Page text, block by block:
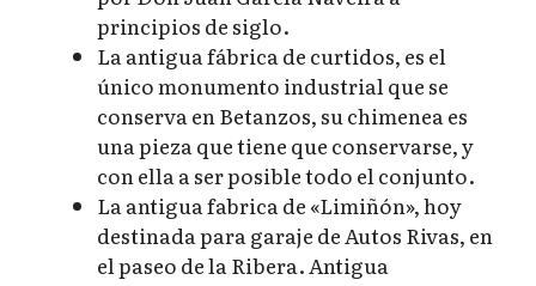
principios de siglo.
La antigua fábrica de curtidos, es el
único monumento industrial que se
conserva en Betanzos, su chimenea es
una pieza que tiene que conservarse, y
con ella a ser posible todo el conjunto.
La antigua fabrica de «Limiñón», hoy
destinada para garaje de Autos Rivas, en
el paseo de la Ribera. Antigua